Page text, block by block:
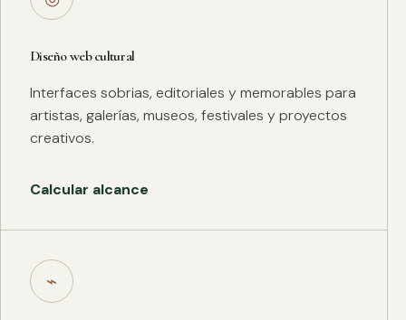
Diseño web cultural
Interfaces sobrias, editoriales y memorables para
artistas, galerías, museos, festivales y proyectos
creativos.
Calcular alcance
⌁